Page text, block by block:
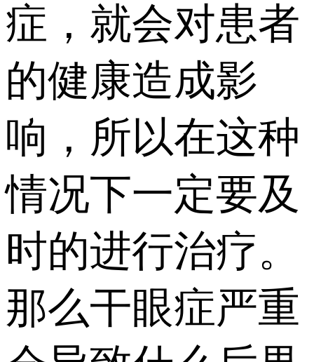
症，就会对患者
的健康造成影
响，所以在这种
情况下一定要及
时的进行治疗。
那么干眼症严重